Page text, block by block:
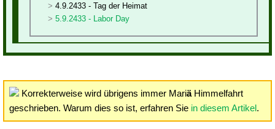
4.9.2433 - Tag der Heimat
5.9.2433 - Labor Day
Korrekterweise wird übrigens immer MariäHimmelfahrt
geschrieben. Warum dies so ist, erfahren Sie in diesem Artikel.